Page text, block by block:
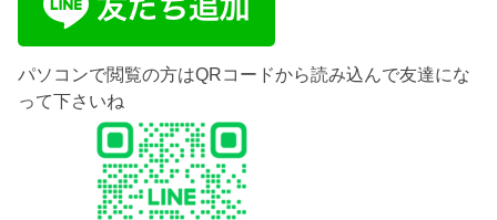
パソコンで閲覧の方はQRコードから読み込んで友達にな
って下さいね